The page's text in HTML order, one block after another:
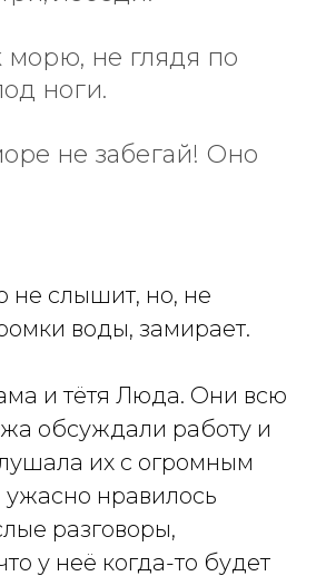
морю, не глядя по
ноги.
не забегай! Оно
не слышит, но, не
воды, замирает.
и тётя Люда. Они всю
обсуждали работу и
их с огромным
нравилось
разговоры,
у неё когда-то будет